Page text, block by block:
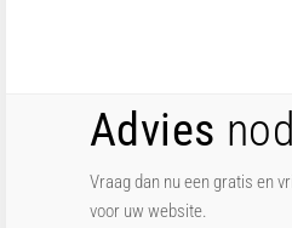
Advies
Vraag dan nu een gratis en
voor uw website.